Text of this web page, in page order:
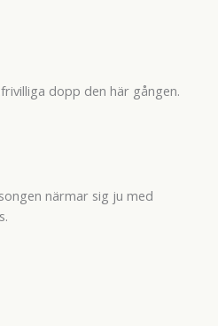
dopp den här gången.
närmar sig ju med